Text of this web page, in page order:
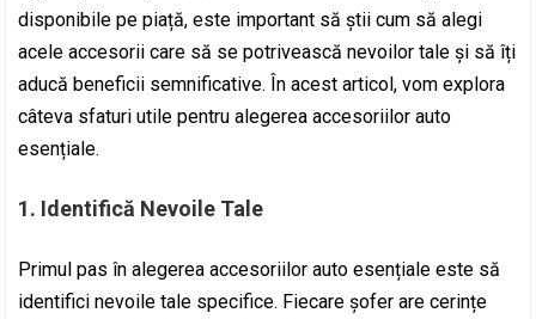
disponibile pe piață, este important să știi cum să alegi
acele accesorii care să se potrivească nevoilor tale și să îți
aducă beneficii semnificative. În acest articol, vom explora
câteva sfaturi utile pentru alegerea accesoriilor auto
esențiale.
1. Identifică Nevoile Tale
Primul pas în alegerea accesoriilor auto esențiale este să
identifici nevoile tale specifice. Fiecare șofer are cerințe